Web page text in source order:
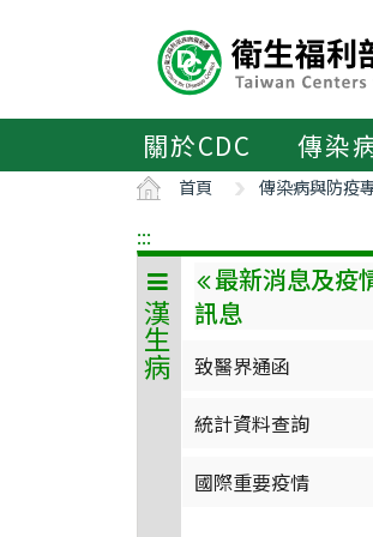
區
關於CDC 傳染
首頁 傳染病與防疫
:::
漢生病
最新消息及疫
訊息
致醫界通函
統計資料查詢
國際重要疫情